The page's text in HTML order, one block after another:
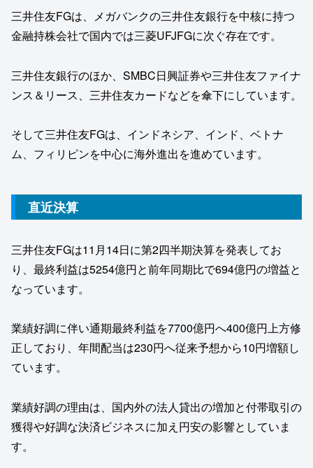
三井住友FGは、メガバンクの三井住友銀行を中核に持つ
金融持株会社で国内では三菱UFJFGに次ぐ存在です。
三井住友銀行のほか、SMBC日興証券や三井住友ファイナ
ンス＆リース、三井住友カードなどを傘下にしています。
そして三井住友FGは、インドネシア、インド、ベトナ
ム、フィリピンを中心に海外進出を進めています。
直近決算
三井住友FGは11月14日に第2四半期決算を発表してお
り、最終利益は5254億円と前年同期比で694億円の増益と
なっています。
業績好調に伴い通期最終利益を7700億円へ400億円上方修
正しており、年間配当は230円へ従来予想から10円増額し
ています。
業績好調の理由は、国内外の法人貸出の増加と付帯取引の
獲得や好調な決済ビジネスに加え円安の影響としていま
す。